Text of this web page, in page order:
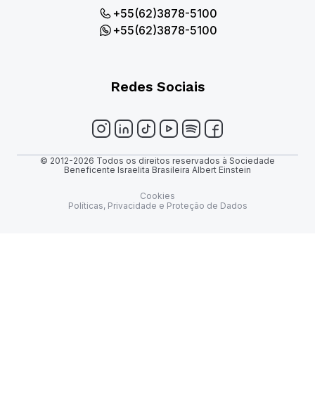
+55(62)3878-5100
+55(62)3878-5100
Redes Sociais
© 2012-2026 Todos os direitos reservados à Sociedade
Beneficente Israelita Brasileira Albert Einstein
Cookies
Políticas, Privacidade e Proteção de Dados